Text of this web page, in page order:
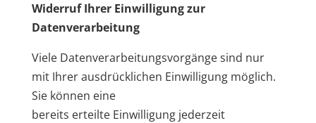
Widerruf Ihrer Einwilligung zur
Datenverarbeitung
Viele Datenverarbeitungsvorgänge sind nur
mit Ihrer ausdrücklichen Einwilligung möglich.
Sie können eine
bereits erteilte Einwilligung jederzeit